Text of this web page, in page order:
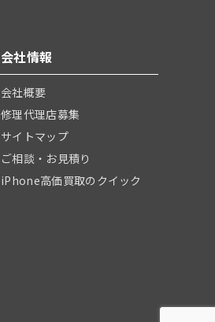
会社情報
会社概要
修理代理店募集
サイトマップ
ご相談・お見積り
iPhone高価買取のクイック